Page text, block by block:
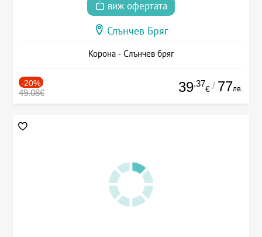
виж офертата
Слънчев Бряг
Корона - Слънчев бряг
-20%
49.08€ 39.37
€ / 77лв.